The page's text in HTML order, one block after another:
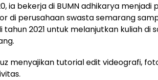
ia bekerja di BUMN adhikarya menjadi
di perusahaan swasta semarang
2021 untuk melanjutkan kuliah di
menyajikan tutorial edit videografi,